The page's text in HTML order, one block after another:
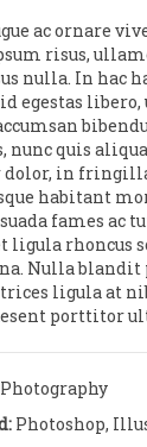
ac ornare
risus,
nulla. In hac
egestas
nunc quis
in
habitant
fames ac
ligula rhoncus
Nulla blandit
ligula at
porttitor
Photography
Photoshop,